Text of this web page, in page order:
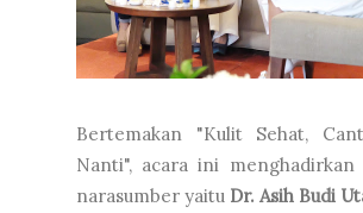
Bertemakan "Kulit Sehat,
Nanti", acara ini
narasumber yaitu Dr. Asih Budi